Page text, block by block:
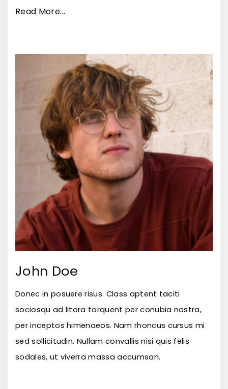
Read More...
John Doe
Donec in posuere risus. Class aptent taciti
sociosqu ad litora torquent per conubia nostra,
per inceptos himenaeos. Nam rhoncus cursus mi
sed sollicitudin. Nullam convallis nisi quis felis
sodales, ut viverra massa accumsan.